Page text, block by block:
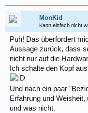
MonKid
Kann einfach nicht
Puh! Das überfordert
Aussage zurück, dass
nicht nur auf die
Ich schalte den Kopf
Und nach ein paar
Erfahrung und
und was nicht.